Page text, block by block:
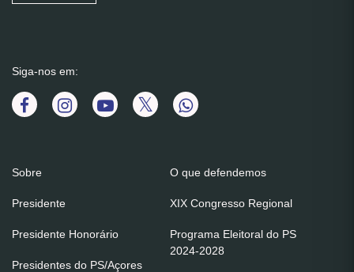
Siga-nos em:
Sobre
Presidente
Presidente Honorário
Presidentes do PS/Açores
O que defendemos
XIX Congresso Regional
Programa Eleitoral do PS
2024-2028